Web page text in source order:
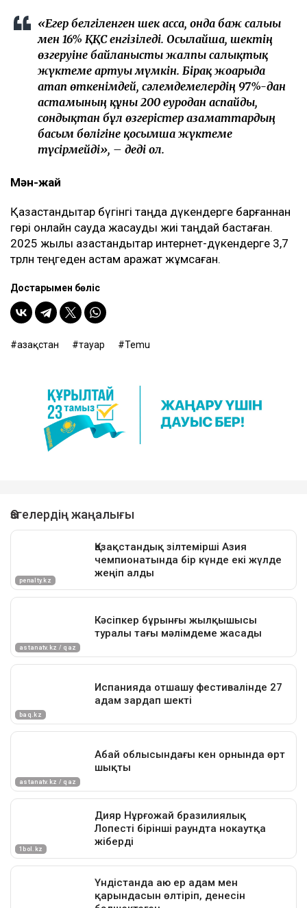
«Егер белгіленген шек асса, онда баж салығы
мен 16% ҚҚС енгізіледі. Осылайша, шектің
өзгеруіне байланысты жалпы салықтық
жүктеме артуы мүмкін. Бірақ жоғарыда
атап өткенімдей, сәлемдемелердің 97%-дан
астамының құны 200 еуродан аспайды,
сондықтан бұл өзгерістер азаматтардың
басым бөлігіне қосымша жүктеме
түсірмейді», – деді ол.
Мән-жай
Қазақстандықтар бүгінгі таңда дүкендерге барғаннан
гөрі онлайн сауда жасауды жиі таңдай бастаған.
2025 жылы қазақстандықтар интернет-дүкендерге 3,7
трлн теңгеден астам қаражат жұмсаған.
Достарыңмен бөліс
Қазақстан тауар Temu